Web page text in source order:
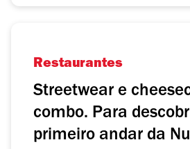
Restaurantes
Streetwear e
combo. Para
primeiro andar da